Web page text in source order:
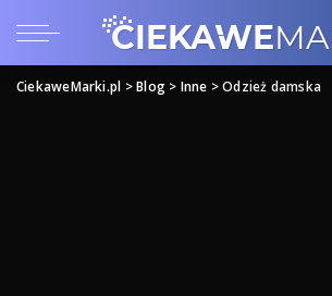
CiekaweMarki.pl >Blog> Inne >Odzież damska